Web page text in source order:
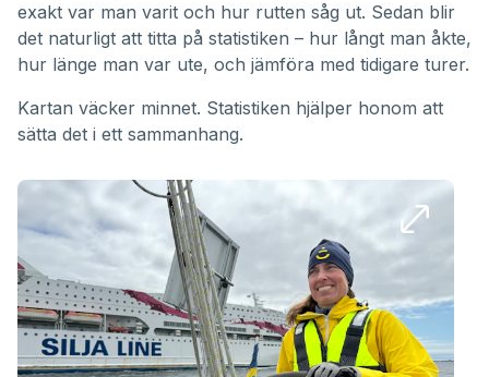
exakt var man varit och hur rutten såg ut. Sedan blir
det naturligt att titta på statistiken – hur långt man åkte,
hur länge man var ute, och jämföra med tidigare turer.
Kartan väcker minnet. Statistiken hjälper honom att
sätta det i ett sammanhang.